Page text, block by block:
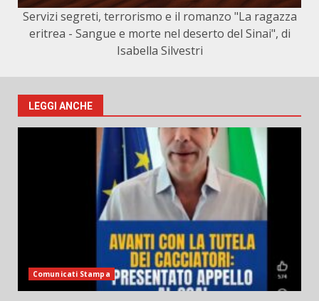
Servizi segreti, terrorismo e il romanzo "La ragazza
eritrea - Sangue e morte nel deserto del Sinai", di
Isabella Silvestri
LEGGI ANCHE
Comunicati Stampa